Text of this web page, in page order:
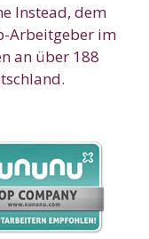
Instead, dem
Arbeitgeber im
an über 188